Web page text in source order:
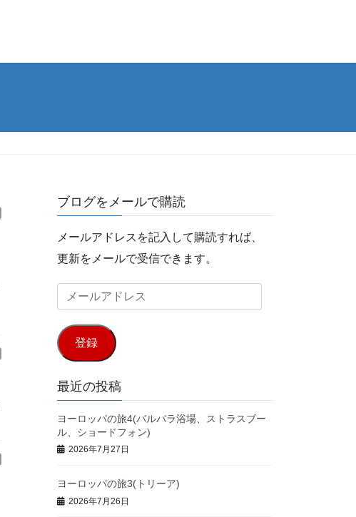
ブログをメールで購読
メールアドレスを記入して購読すれば、
更新をメールで受信できます。
ー
ル
ア
ド
レ
ス
登録
最近の投稿
ヨーロッパの旅4(バルバラ浴場、ストラスブー
ル、ショードフォン)
2026年7月27日
ヨーロッパの旅3(トリーア)
2026年7月26日